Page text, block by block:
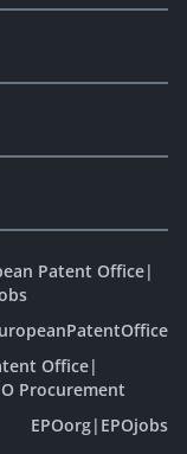
Patent Office|
Office|
Procurement
EPOorg| EPOjobs